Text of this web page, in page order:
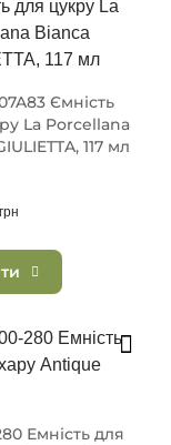
Ємність
La Porcellana
117 мл
грн
Емність для